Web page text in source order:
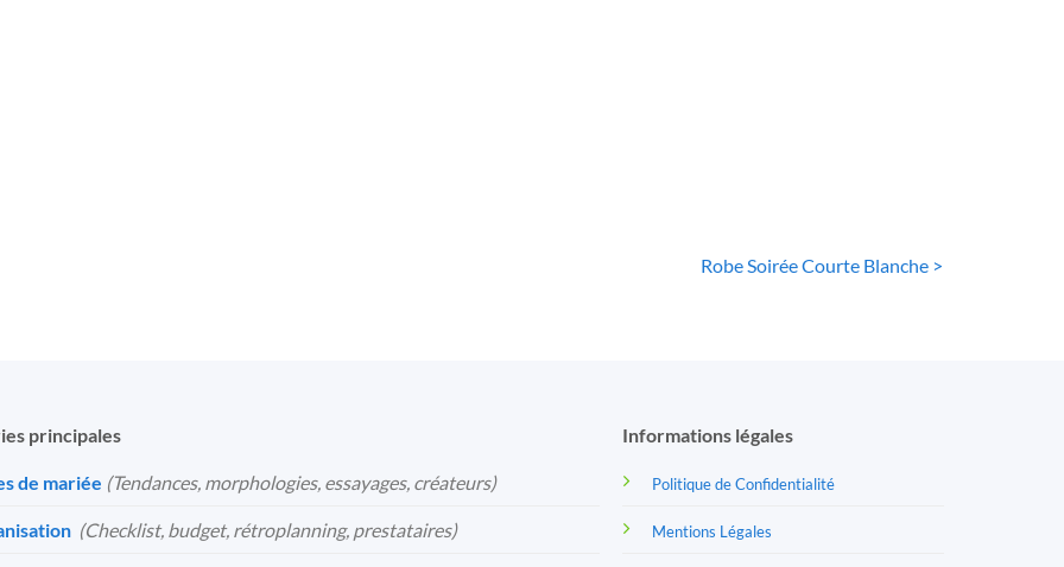
Robe Soirée Courte Blanche >
principales
de mariée (Tendances, morphologies, essayages, créateurs)
(Checklist, budget, rétroplanning, prestataires)
Informations légales
Politique de Confidentialité
Mentions Légales